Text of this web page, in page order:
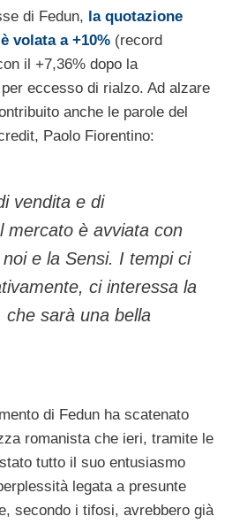
di Fedun, la quotazione
volata a +10% (record
il +7,36% dopo la
eccesso di rialzo. Ad alzare
anche le parole del
Paolo Fiorentino:
vendita e di
mercato è avviata con
e la Sensi. I tempi ci
ci interessa la
che sarà una bella
di Fedun ha scatenato
romanista che ieri, tramite le
tutto il suo entusiasmo
legata a presunte
secondo i tifosi, avrebbero già